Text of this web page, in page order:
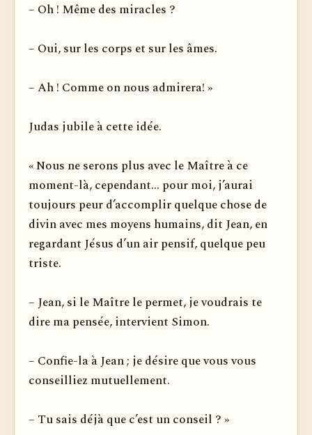
– Oh ! Même des miracles ?
– Oui, sur les corps et sur les âmes.
– Ah ! Comme on nous admirera! »
Judas jubile à cette idée.
« Nous ne serons plus avec le Maître à ce
moment-là, cependant... pour moi, j’aurai
toujours peur d’accomplir quelque chose de
divin avec mes moyens humains, dit Jean, en
regardant Jésus d’un air pensif, quelque peu
triste.
– Jean, si le Maître le permet, je voudrais te
dire ma pensée, intervient Simon.
– Confie-la à Jean ; je désire que vous vous
conseilliez mutuellement.
– Tu sais déjà que c’est un conseil ? »